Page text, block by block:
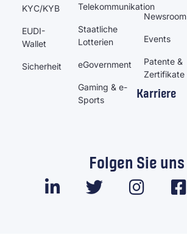
KYC/KYB
EUDI-
Wallet
Sicherheit
Telekommunikation
Staatliche
Lotterien
eGovernment
Gaming & e-
Sports
Newsroom
Events
Patente &
Zertifikate
Karriere
Folgen Sie uns